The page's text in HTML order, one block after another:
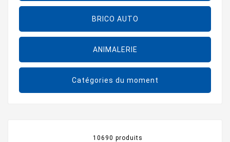
BRICO AUTO
ANIMALERIE
Catégories du moment
10690 produits